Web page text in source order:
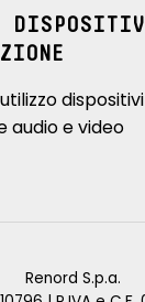
dispositivi
audio e video
Renord S.p.a.